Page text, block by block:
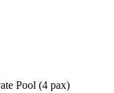
Pool (4 pax)